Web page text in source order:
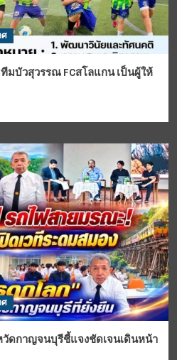
ศ
มบัวสุวรรณ FCสโลแกน เป็นผู้ให้
ศ
ดกาญจนบุรีชี้แจงชัดเจนเดินหน้า